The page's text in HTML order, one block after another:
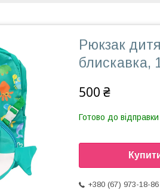
Рюкзак
блискавка,
500 ₴
Готово до відправки
+380 (67) 973-18-86